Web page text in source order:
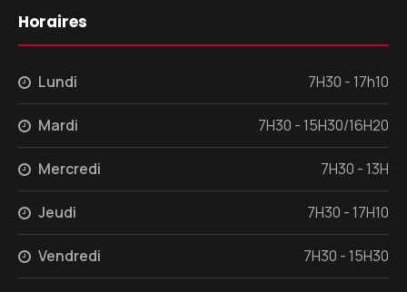
Horaires
Lundi 7H30 - 17h10
Mardi 7H30 - 15H30/16H20
Mercredi 7H30 - 13H
Jeudi 7H30 - 17H10
Vendredi 7H30 - 15H30